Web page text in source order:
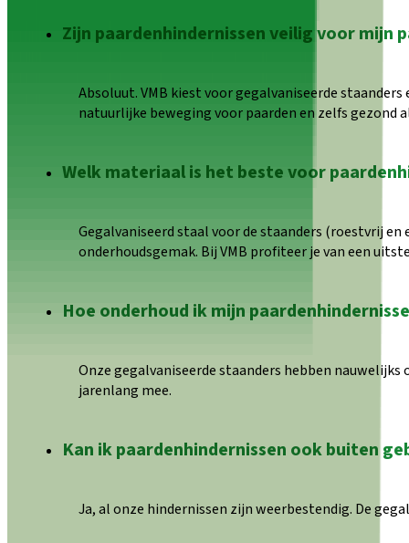
Zijn paardenhindernissen veilig voor mijn
Absoluut. VMB kiest voor gegalvaniseerde
natuurlijke beweging voor paarden en zelfs gezond
Welk materiaal is het beste voor
Gegalvaniseerd staal voor de staanders (roestvrij
onderhoudsgemak. Bij VMB profiteer je van een
Hoe onderhoud ik mijn
Onze gegalvaniseerde staanders hebben
jarenlang mee.
Kan ik paardenhindernissen ook buiten
Ja, al onze hindernissen zijn weerbestendig. De